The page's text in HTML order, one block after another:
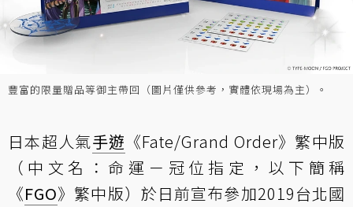
豐富的限量贈品等御主帶回（圖片僅供參考，實體依現場為主）。
日本超人氣手遊 《Fate/Grand Order》繁中版
（中文名：命運－冠位指定，以下簡稱
《FGO》繁中版）於日前宣布參加2019台北國